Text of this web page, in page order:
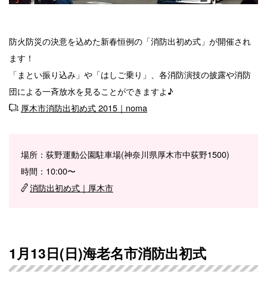
防火防災の決意を込めた新春恒例の「消防出初め式」が開催され
ます！
「まとい振り込み」や「はしご乗り」、各消防演技の披露や消防
団による一斉放水を見ることができますよ♪
厚木市消防出初め式 2015｜noma
場所：荻野運動公園駐車場(神奈川県厚木市中荻野1500)
時間：10:00〜
消防出初め式｜厚木市
1月13日(日)海老名市消防出初式